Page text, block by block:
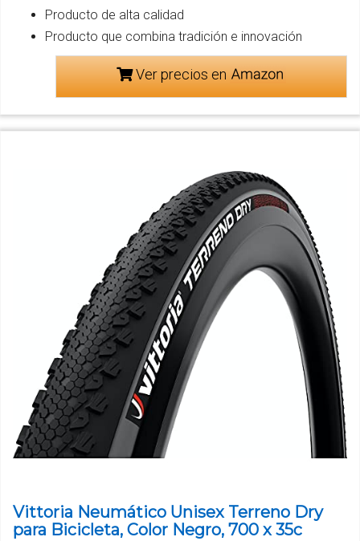
Producto de alta calidad
Producto que combina tradición e innovación
Ver precios en
Vittoria Neumático Unisex Terreno Dry
para Bicicleta, Color Negro, 700 x 35c